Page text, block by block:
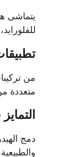
يتماشى
من
متعددة
دمج